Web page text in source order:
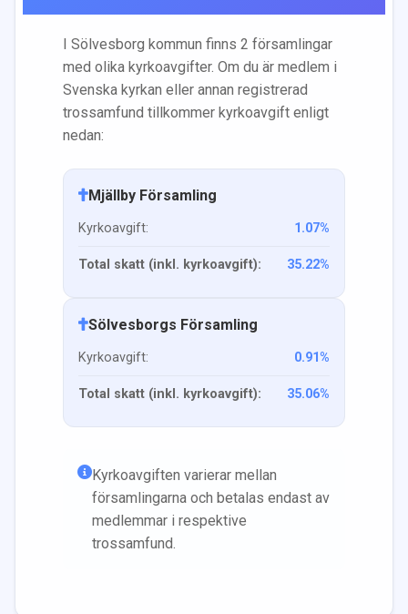
I Sölvesborg kommun finns 2 församlingar
med olika kyrkoavgifter. Om du är medlem i
Svenska kyrkan eller annan registrerad
trossamfund tillkommer kyrkoavgift enligt
nedan:
Mjällby Församling
Kyrkoavgift: 1.07%
Total skatt (inkl. kyrkoavgift): 35.22%
Sölvesborgs Församling
Kyrkoavgift: 0.91%
Total skatt (inkl. kyrkoavgift): 35.06%
Kyrkoavgiften varierar mellan
församlingarna och betalas endast av
medlemmar i respektive
trossamfund.